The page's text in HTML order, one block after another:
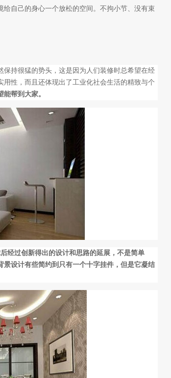
自己的身心一个放松的空间。不拘小节、没有束
持很猛的势头，这是因为人们装修时总希望在经
性，而且还体现出了工业化社会生活的精致与个
帮到大家。
经过创新得出的设计和思路的延展，不是简单
景设计有些简约到只有一个十字挂件，但是它凝结